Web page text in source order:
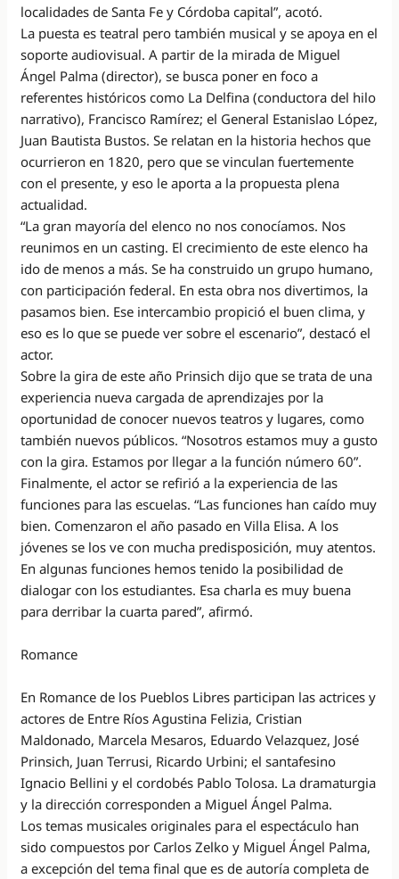
localidades de Santa Fe y Córdoba capital”, acotó.
La puesta es teatral pero también musical y se apoya en el
soporte audiovisual. A partir de la mirada de Miguel
Ángel Palma (director), se busca poner en foco a
referentes históricos como La Delfina (conductora del hilo
narrativo), Francisco Ramírez; el General Estanislao López,
Juan Bautista Bustos. Se relatan en la historia hechos que
ocurrieron en 1820, pero que se vinculan fuertemente
con el presente, y eso le aporta a la propuesta plena
actualidad.
“La gran mayoría del elenco no nos conocíamos. Nos
reunimos en un casting. El crecimiento de este elenco ha
ido de menos a más. Se ha construido un grupo humano,
con participación federal. En esta obra nos divertimos, la
pasamos bien. Ese intercambio propició el buen clima, y
eso es lo que se puede ver sobre el escenario”, destacó el
actor.
Sobre la gira de este año Prinsich dijo que se trata de una
experiencia nueva cargada de aprendizajes por la
oportunidad de conocer nuevos teatros y lugares, como
también nuevos públicos. “Nosotros estamos muy a gusto
con la gira. Estamos por llegar a la función número 60”.
Finalmente, el actor se refirió a la experiencia de las
funciones para las escuelas. “Las funciones han caído muy
bien. Comenzaron el año pasado en Villa Elisa. A los
jóvenes se los ve con mucha predisposición, muy atentos.
En algunas funciones hemos tenido la posibilidad de
dialogar con los estudiantes. Esa charla es muy buena
para derribar la cuarta pared”, afirmó.
Romance
En Romance de los Pueblos Libres participan las actrices y
actores de Entre Ríos Agustina Felizia, Cristian
Maldonado, Marcela Mesaros, Eduardo Velazquez, José
Prinsich, Juan Terrusi, Ricardo Urbini; el santafesino
Ignacio Bellini y el cordobés Pablo Tolosa. La dramaturgia
y la dirección corresponden a Miguel Ángel Palma.
Los temas musicales originales para el espectáculo han
sido compuestos por Carlos Zelko y Miguel Ángel Palma,
a excepción del tema final que es de autoría completa de